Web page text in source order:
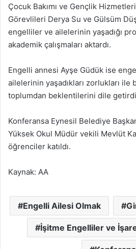
Çocuk Bakımı ve Gençlik
Görevlileri Derya Su ve Gülsüm
engelliler ve ailelerinin yaşadığı
akademik çalışmaları aktardı.
Engelli annesi Ayşe Güdük ise
ailelerinin yaşadıkları zorlukları ile
toplumdan beklentilerini dile
Konferansa Eynesil Belediye
Yüksek Okul Müdür vekili Mevlüt
öğrenciler katıldı.
Kaynak: AA
Engelli Ailesi Olmak
İşitme Engelliler ve